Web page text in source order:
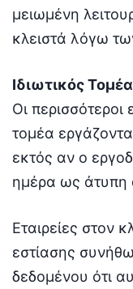
μειωμένη
κλειστά λόγω
Ιδιωτικός
Οι περισσότεροι
τομέα
εκτός αν ο
ημέρα ως άτυπη
Εταιρείες στον
εστίασης
δεδομένου ότι